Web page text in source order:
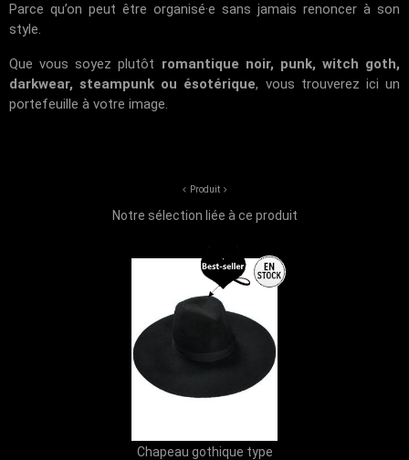
Parce qu’on peut être organisé·e sans jamais renoncer à son
style.
Que vous soyez plutôt romantique noir, punk, witch goth,
darkwear, steampunk ou ésotérique, vous trouverez ici un
portefeuille à votre image.
Produit
Notre sélection liée à ce produit
Chapeau gothique type